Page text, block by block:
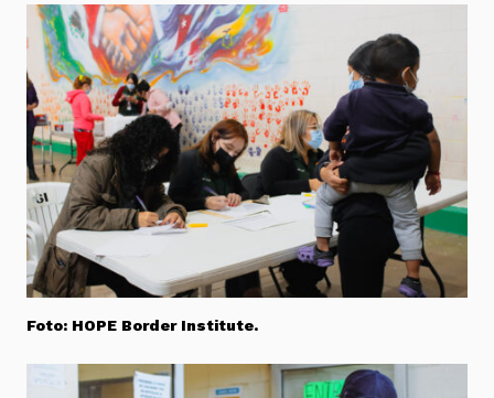
Foto: HOPE Border Institute.